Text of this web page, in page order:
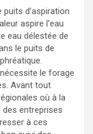
d’aspiration
aspire l’eau
eau délestée de
le puits de
le forage
Avant tout
où à la
entreprises
à ces